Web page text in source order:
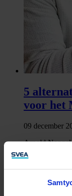
5
voor het
09 december
Arnold